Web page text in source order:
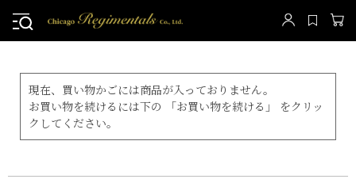
現在、買い物かごには商品が入っておりません。
お買い物を続けるには下の 「お買い物を続ける」 をクリッ
クしてください。